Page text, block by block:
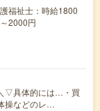
福祉士：時給1800
2000円
▽具体的には…・買
操などのレ…